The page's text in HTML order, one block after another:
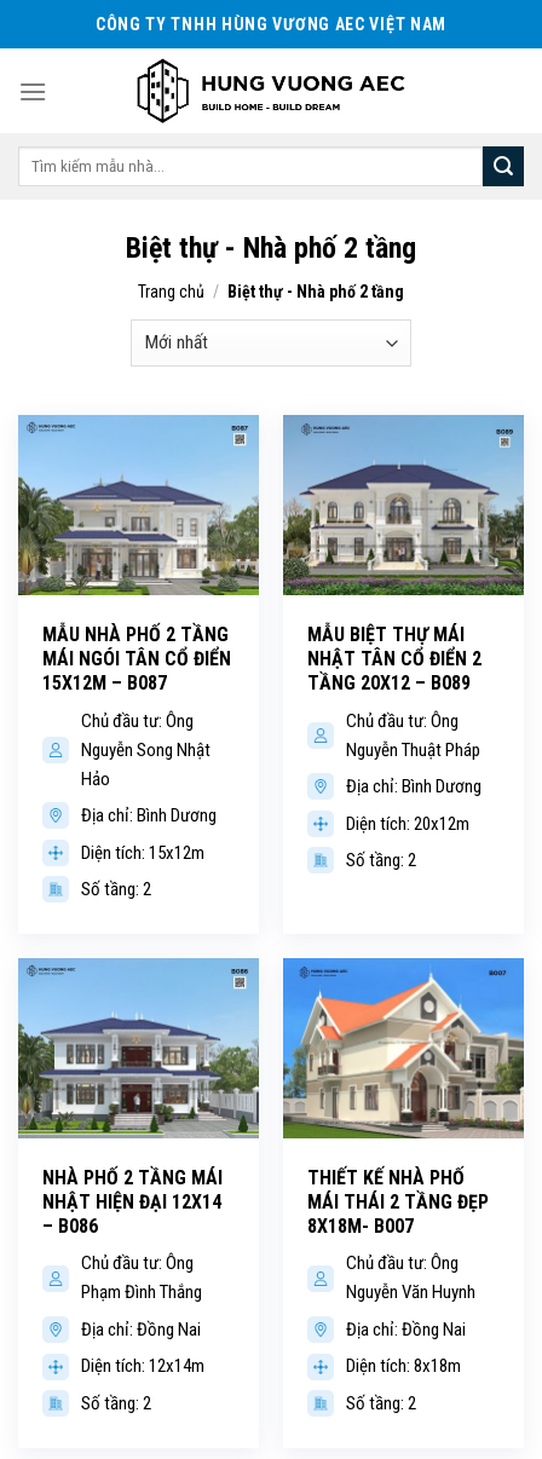
to
CÔNG TY TNHH HÙNG VƯƠNG AEC VIỆT NAM
Tìm
Biệt thự - Nhà phố 2 tầng
Trang chủ / Biệt thự - Nhà phố 2 tầng
MẪU NHÀ PHỐ 2 TẦNG
MÁI NGÓI TÂN CỔ ĐIỂN
15X12M – B087
Chủ đầu tư: Ông
Nguyễn Song Nhật
Hảo
Địa chỉ: Bình Dương
Diện tích: 15x12m
Số tầng: 2
MẪU BIỆT THỰ MÁI
NHẬT TÂN CỔ ĐIỂN 2
TẦNG 20X12 – B089
Chủ đầu tư: Ông
Nguyễn Thuật Pháp
Địa chỉ: Bình Dương
Diện tích: 20x12m
Số tầng: 2
NHÀ PHỐ 2 TẦNG MÁI
NHẬT HIỆN ĐẠI 12X14
– B086
Chủ đầu tư: Ông
Phạm Đình Thắng
Địa chỉ: Đồng Nai
Diện tích: 12x14m
Số tầng: 2
THIẾT KẾ NHÀ PHỐ
MÁI THÁI 2 TẦNG ĐẸP
8X18M- B007
Chủ đầu tư: Ông
Nguyễn Văn Huynh
Địa chỉ: Đồng Nai
Diện tích: 8x18m
Số tầng: 2